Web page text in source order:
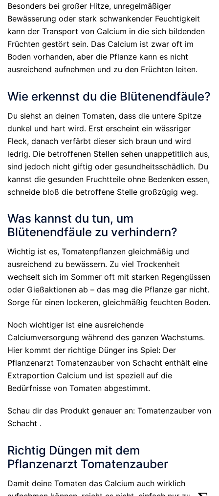
Besonders bei großer Hitze, unregelmäßiger
Bewässerung oder stark schwankender Feuchtigkeit
kann der Transport von Calcium in die sich bildenden
Früchten gestört sein. Das Calcium ist zwar oft im
Boden vorhanden, aber die Pflanze kann es nicht
ausreichend aufnehmen und zu den Früchten leiten.
Wie erkennst du die Blütenendfäule?
Du siehst an deinen Tomaten, dass die untere Spitze
dunkel und hart wird. Erst erscheint ein wässriger
Fleck, danach verfärbt dieser sich braun und wird
ledrig. Die betroffenen Stellen sehen unappetitlich aus,
sind jedoch nicht giftig oder gesundheitsschädlich. Du
kannst die gesunden Fruchtteile ohne Bedenken essen,
schneide bloß die betroffene Stelle großzügig weg.
Was kannst du tun, um
Blütenendfäule zu verhindern?
Wichtig ist es, Tomatenpflanzen gleichmäßig und
ausreichend zu bewässern. Zu viel Trockenheit
wechselt sich im Sommer oft mit starken Regengüssen
oder Gießaktionen ab – das mag die Pflanze gar nicht.
Sorge für einen lockeren, gleichmäßig feuchten Boden.
Noch wichtiger ist eine ausreichende
Calciumversorgung während des ganzen Wachstums.
Hier kommt der richtige Dünger ins Spiel: Der
Pflanzenarzt Tomatenzauber von Schacht enthält eine
Extraportion Calcium und ist speziell auf die
Bedürfnisse von Tomaten abgestimmt.
Schau dir das Produkt genauer an: Tomatenzauber von
Schacht .
Richtig Düngen mit dem
Pflanzenarzt Tomatenzauber
Damit deine Tomaten das Calcium auch wirklich